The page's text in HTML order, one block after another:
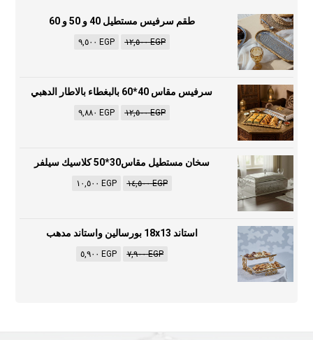
طقم سرفيس مستطيل 40 و 50 و 60
١٢,٥٠٠EGP
EGP
سرفيس مقاس 40*60 بالبغطاء بالاطار الدهبي
١٢,٥٠٠EGP
EGP
سخان مستطيل مقاس30*50 كلاسيك سيلفر
١٤,٥٠٠EGP
EGP
استاند 18x13 بورسالين واستاند مدهب
٧,٩٠٠EGP
EGP